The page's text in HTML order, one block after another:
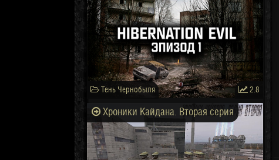
Тень Чернобыля 2.8
Хроники Кайдана. Вторая серия